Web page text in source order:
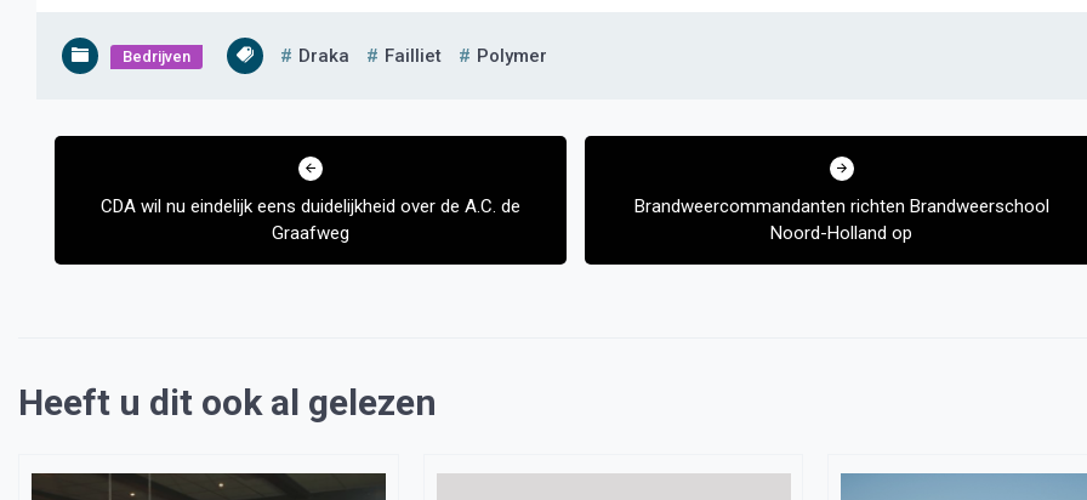
Bedrijven Draka Failliet Polymer
Bericht
CDA wil nu eindelijk eens duidelijkheid over de A.C. de
Graafweg
Brandweercommandanten richten Brandweerschool
Noord-Holland op
Heeft u dit ook al gelezen